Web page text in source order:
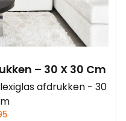
– 30 X 30 Cm
afdrukken - 30